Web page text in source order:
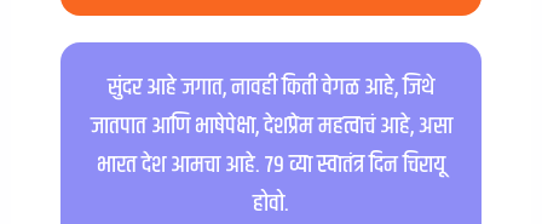
सुंदर आहे जगात, नावही किती वेगळ आहे, जिथे
जातपात आणि भाषेपेक्षा, देशप्रेम महत्वाचं आहे, असा
भारत देश आमचा आहे. ७९ व्या स्वातंत्र दिन चिरायू
होवो.